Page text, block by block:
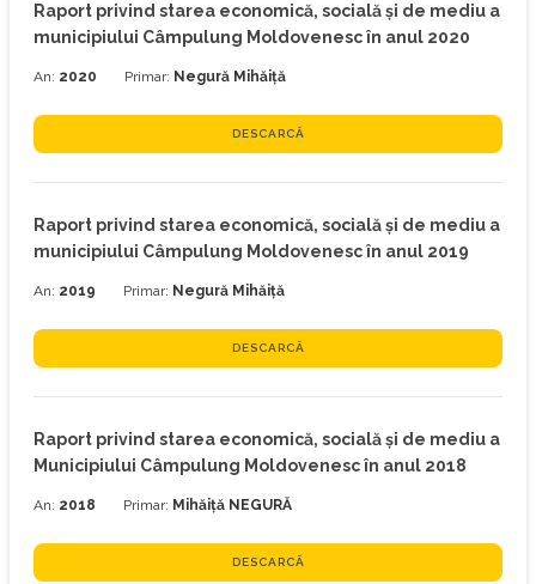
Raport privind starea economică, socială şi de mediu a
municipiului Câmpulung Moldovenesc în anul 2020
An: 2020 Primar: Negură Mihăiţă
DESCARCĂ
Raport privind starea economică, socială şi de mediu a
municipiului Câmpulung Moldovenesc în anul 2019
An: 2019 Primar: Negură Mihăiţă
DESCARCĂ
Raport privind starea economică, socială şi de mediu a
Municipiului Câmpulung Moldovenesc în anul 2018
An: 2018 Primar: Mihăiță NEGURĂ
DESCARCĂ